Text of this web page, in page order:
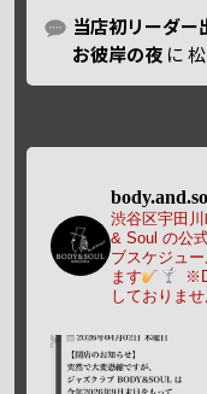
当店初リーダ
お彼岸の夜 に
渋谷区宇田
& Soul の公
ブスケジュ
ます
しておりま